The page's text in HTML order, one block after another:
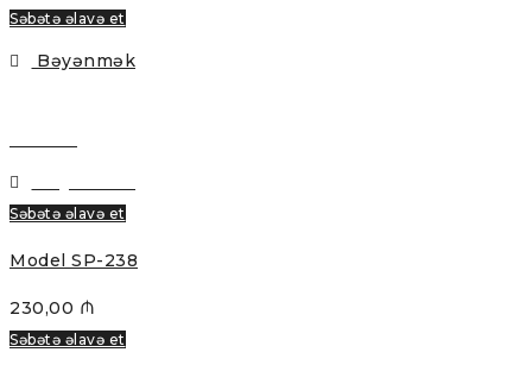
Səbətə əlavə et
Bəyənmək
Səbətə əlavə et
Model SP-238
230,00 ₼
Səbətə əlavə et